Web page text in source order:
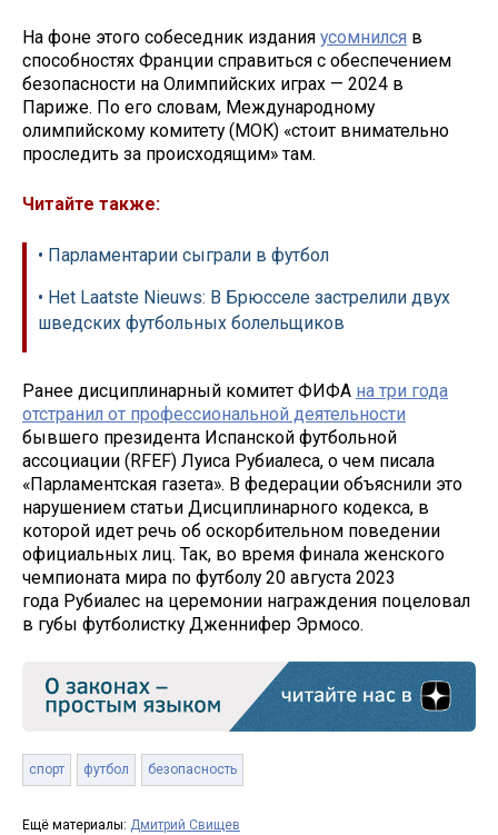
На фоне этого собеседник издания усомнился в
способностях Франции справиться с обеспечением
безопасности на Олимпийских играх — 2024 в
Париже. По его словам, Международному
олимпийскому комитету (МОК) «стоит внимательно
проследить за происходящим» там.
Читайте также:
• Парламентарии сыграли в футбол
• Het Laatste Nieuws: В Брюсселе застрелили двух
шведских футбольных болельщиков
Ранее дисциплинарный комитет ФИФА на три года
отстранил от профессиональной деятельности
бывшего президента Испанской футбольной
ассоциации (RFEF) Луиса Рубиалеса, о чем писала
«Парламентская газета». В федерации объяснили это
нарушением статьи Дисциплинарного кодекса, в
которой идет речь об оскорбительном поведении
официальных лиц. Так, во время финала женского
чемпионата мира по футболу 20 августа 2023
года Рубиалес на церемонии награждения поцеловал
в губы футболистку Дженнифер Эрмосо.
спорт футбол безопасность
Ещё материалы: Дмитрий Свищев